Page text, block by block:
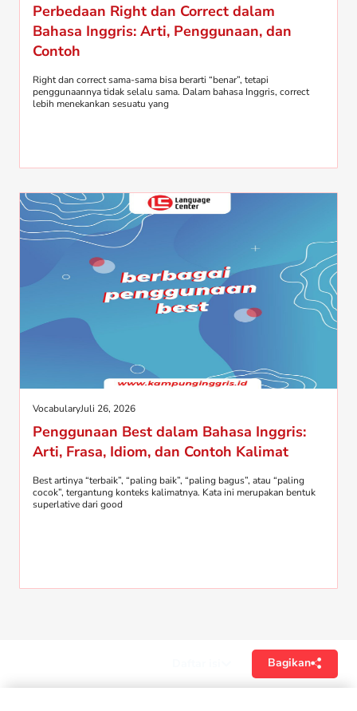
Perbedaan Right dan Correct dalam
Bahasa Inggris: Arti, Penggunaan, dan
Contoh
Right dan correct sama-sama bisa berarti “benar”, tetapi
penggunaannya tidak selalu sama. Dalam bahasa Inggris, correct
lebih menekankan sesuatu yang
VocabularyJuli 26, 2026
Penggunaan Best dalam Bahasa Inggris:
Arti, Frasa, Idiom, dan Contoh Kalimat
Best artinya “terbaik”, “paling baik”, “paling bagus”, atau “paling
cocok”, tergantung konteks kalimatnya. Kata ini merupakan bentuk
superlative dari good
Bagikan